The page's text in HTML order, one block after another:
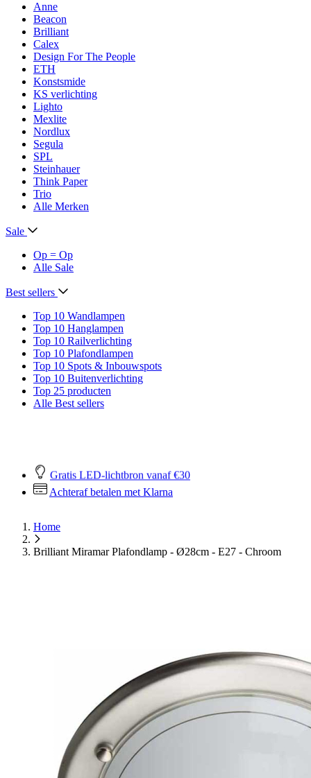
Anne
Beacon
Brilliant
Calex
Design For The People
ETH
Konstsmide
KS verlichting
Lighto
Mexlite
Nordlux
Segula
SPL
Steinhauer
Think Paper
Trio
Alle Merken
Sale
Op = Op
Alle Sale
Best sellers
Top 10 Wandlampen
Top 10 Hanglampen
Top 10 Railverlichting
Top 10 Plafondlampen
Top 10 Spots & Inbouwspots
Top 10 Buitenverlichting
Top 25 producten
Alle Best sellers
Gratis LED-lichtbron vanaf €30
Achteraf betalen met Klarna
Home
Brilliant Miramar Plafondlamp - Ø28cm - E27 - Chroom